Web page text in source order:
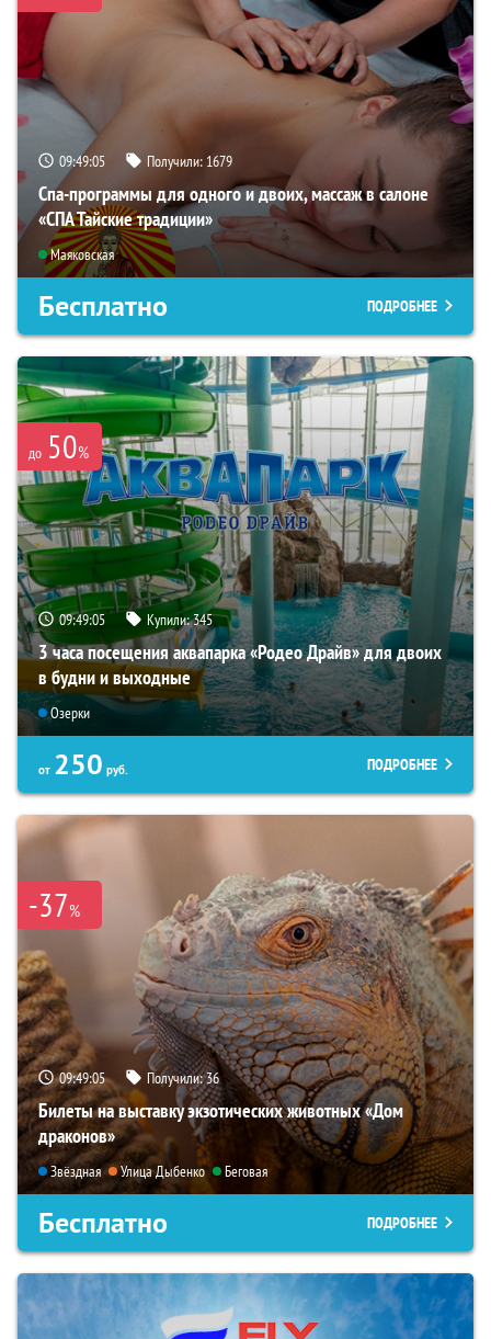
09:49:04 Получили: 1679
Спа-программы для одного и двоих, массаж в салоне
«СПА Тайские традиции»
Маяковская
Бесплатно ПОДРОБНЕЕ
до 50%
09:49:04 Купили:345
3 часа посещения аквапарка «Родео Драйв» для двоих
в будни и выходные
Озерки
от 250 руб. ПОДРОБНЕЕ
-37%
09:49:04 Получили:36
Билеты на выставку экзотических животных «Дом
драконов»
Звёздная Улица Дыбенко Беговая
Бесплатно ПОДРОБНЕЕ